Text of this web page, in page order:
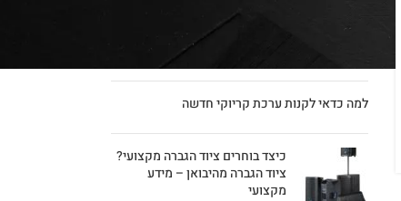
הנחה על יד 2/עודפים/אריזות
למה כדאי לקנות ערכת קריוקי חדשה
כיצד בוחרים ציוד הגברה מקצועי?
ציוד הגברה מהיבואן – מידע
מקצועי